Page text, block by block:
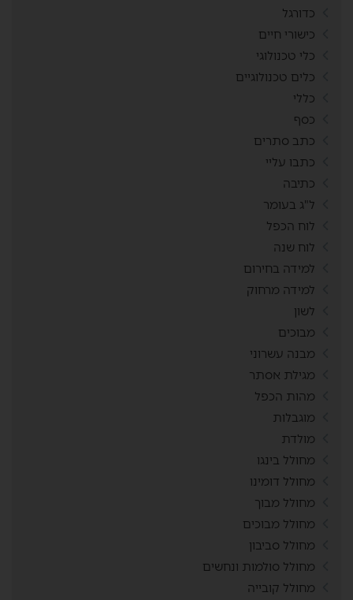
כדורגל
כישורי חיים
כלי טכנולוגי
כלים טכנולוגיים
כללי
כסף
כתב סתרים
כתבו עליי
כתיבה
ל"ג בעומר
לוח הכפל
לוח שנה
למידה בחירום
למידה מרחוק
לשון
מבוכים
מבנה עשרוני
מגילת אסתר
מהות הכפל
מוגבלות
מולדת
מחולל בינגו
מחולל דומינו
מחולל מבוך
מחולל מבוכים
מחולל סביבון
מחולל סולמות ונחשים
מחולל קובייה